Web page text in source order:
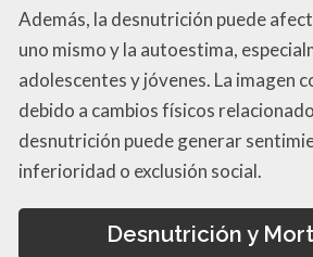
Además, la desnutrición puede
uno mismo y la autoestima,
adolescentes y jóvenes. La imagen
debido a cambios físicos
desnutrición puede generar
inferioridad o exclusión social.
Desnutrición y